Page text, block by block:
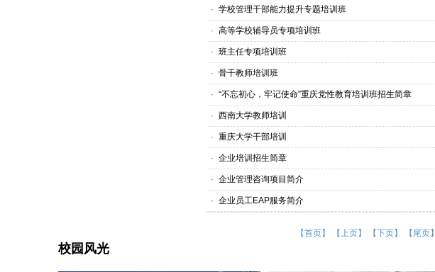
· 学校管理干部能力提升专题培训班
· 高等学校辅导员专项培训班
· 班主任专项培训班
· 骨干教师培训班
· “不忘初心，牢记使命”重庆党性教育培训班招生简章
· 西南大学教师培训
· 重庆大学干部培训
· 企业培训招生简章
· 企业管理咨询项目简介
· 企业员工EAP服务简介
【首页】 【上页】 【下页】 【尾页】
校园风光